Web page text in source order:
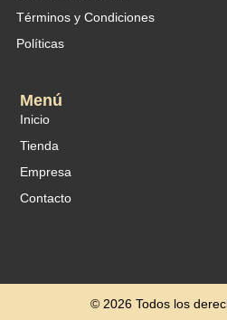
Términos y Condiciones
Políticas
Menú
Inicio
Tienda
Empresa
Contacto
© 2026 Todos los